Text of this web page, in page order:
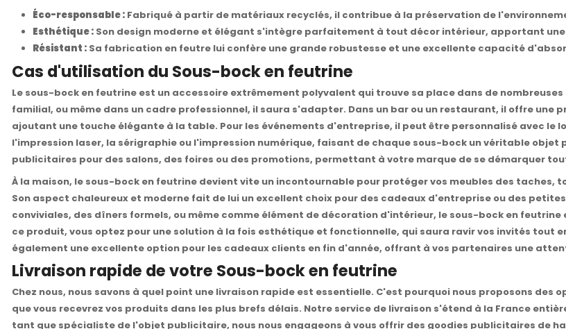
Éco-responsable : Fabriqué à partir de matériaux recyclés, il contribue à la préservation de
Esthétique : Son design moderne et élégant s'intègre parfaitement à tout décor intérieur, apportant
Résistant : Sa fabrication en feutre lui confère une grande robustesse et une excellente capacité
Cas d'utilisation du Sous-bock en feutrine
Le sous-bock en feutrine est un accessoire extrêmement polyvalent qui trouve sa place dans de
familial, ou même dans un cadre professionnel, il saura s'adapter. Dans un bar ou un restaurant, il offre
ajoutant une touche élégante à la table. Pour les événements d'entreprise, il peut être personnalisé avec
l'impression laser, la sérigraphie ou l'impression numérique, faisant de chaque sous-bock un véritable objet
publicitaires pour des salons, des foires ou des promotions, permettant à votre marque de se démarquer
À la maison, le sous-bock en feutrine devient vite un incontournable pour protéger vos meubles des
Son aspect chaleureux et moderne fait de lui un excellent choix pour des cadeaux d'entreprise ou des
conviviales, des dîners formels, ou même comme élément de décoration d'intérieur, le sous-bock en
ce produit, vous optez pour une solution à la fois esthétique et fonctionnelle, qui saura ravir vos invités tout
également une excellente option pour les cadeaux clients en fin d'année, offrant à vos partenaires une
Livraison rapide de votre Sous-bock en feutrine
Chez nous, nous savons à quel point une livraison rapide est essentielle. C'est pourquoi nous proposons
que vous recevrez vos produits dans les plus brefs délais. Notre service de livraison s'étend à la France
tant que spécialiste de l'objet publicitaire, nous nous engageons à vous offrir des goodies publicitaires de